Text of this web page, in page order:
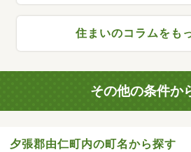
住まいのコラムをも
その他の条件か
夕張郡由仁町内の町名から探す